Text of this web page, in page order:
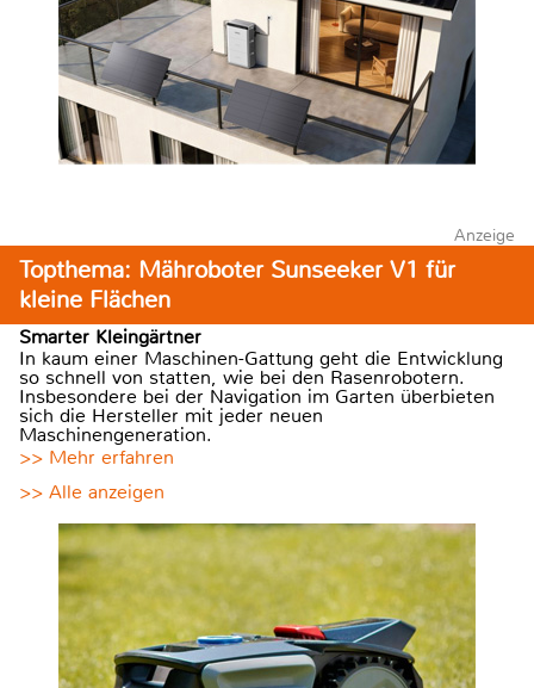
Anzeige
Topthema: Mähroboter Sunseeker V1 für
kleine Flächen
Smarter Kleingärtner
In kaum einer Maschinen-Gattung geht die Entwicklung
so schnell von statten, wie bei den Rasenrobotern.
Insbesondere bei der Navigation im Garten überbieten
sich die Hersteller mit jeder neuen
Maschinengeneration.
>> Mehr erfahren
>> Alle anzeigen